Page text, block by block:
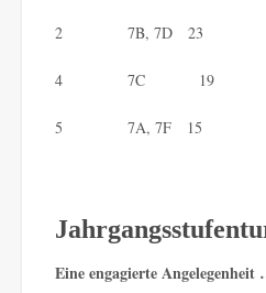
2 7B, 7D 23
4 7C 19
5 7A, 7F 15
Eine engagierte Angelegenheit